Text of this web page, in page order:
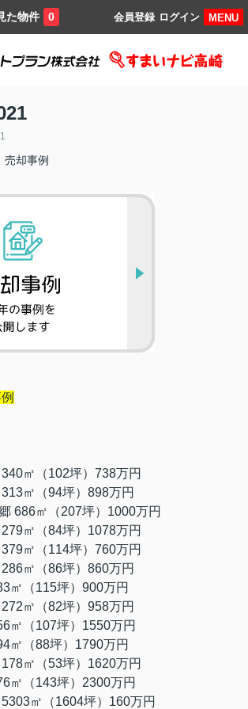
た物件 0 MENU
ログイン
会員登録
却事例
㎡（102坪）738万円
㎡（94坪）898万円
686㎡（207坪）1000万円
㎡（84坪）1078万円
㎡（114坪）760万円
㎡（86坪）860万円
㎡（115坪）900万円
㎡（82坪）958万円
㎡（107坪）1550万円
㎡（88坪）1790万円
㎡（53坪）1620万円
㎡（143坪）2300万円
㎡（1604坪）160万円